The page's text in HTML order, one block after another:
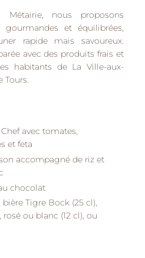
Métairie, nous proposons
et équilibrées,
rapide mais savoureux.
avecdes produits frais et
habitants de La Ville-aux-
Tours.
avec tomates,
et feta
accompagné de riz et
chocolat
bière Tigre Bock (25 cl),
ou blanc (12 cl), ou